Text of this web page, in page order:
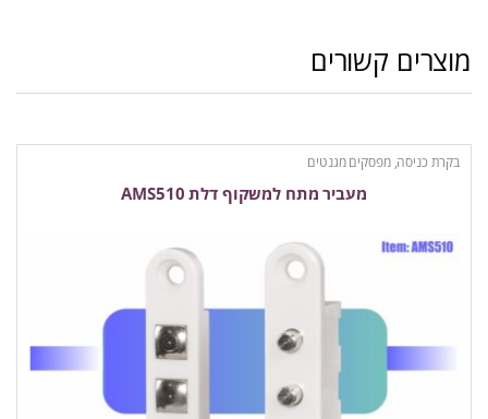
מוצרים קשורים
בקרת כניסה,מפסקים מגנטים
מעביר מתח למשקוף דלת AMS510